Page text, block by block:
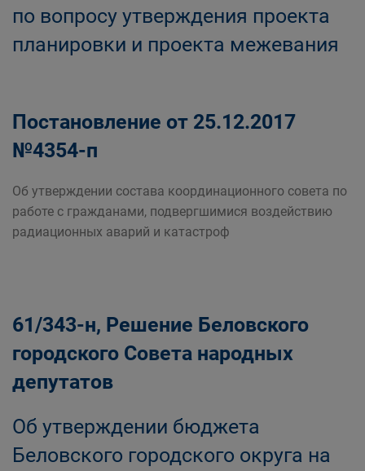
по вопросу утверждения проекта
планировки и проекта межевания
Постановление от 25.12.2017
№4354-п
Об утверждении состава координационного совета по
работе с гражданами, подвергшимися воздействию
радиационных аварий и катастроф
61/343-н, Решение Беловского
городского Совета народных
депутатов
Об утверждении бюджета
Беловского городского округа на